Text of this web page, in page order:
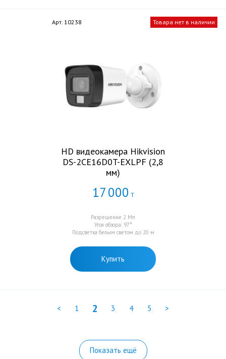
Арт. 10238 Товара нет в наличии
HD видеокамера Hikvision
DS-2CE16D0T-EXLPF (2,8
мм)
17000 Т
Разрешение 2 Мп
Угол обзора: 97°
Подсветка белым светом до 20 м
Купить
< 1 2 3 4 5 >
Показать ещё